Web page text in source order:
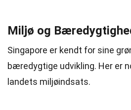
Miljø og
Singapore er kendt for sine
bæredygtige udvikling. Her er
landets miljøindsats.